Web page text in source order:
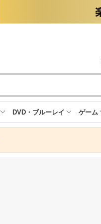
DVD・ブルーレイ ゲーム